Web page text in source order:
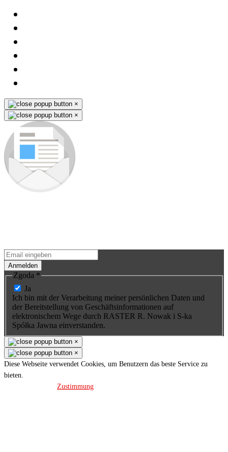
×
×
Anmelden
Zgoda *
Ja
Ich bin mit der Verarbeitung meiner persönlichen Daten und
der Bereitstellung von Geschäftsinformationen auf
elektronischem Wege durch RASTER R. Nowak i S-ka
Spółka Jawna einverstanden.
×
×
Diese Webseite verwendet Cookies, um Benutzern das beste Service zu
bieten.
Zustimmung